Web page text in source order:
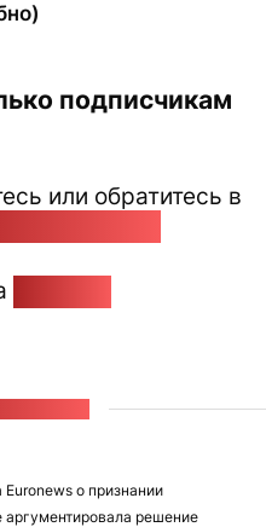
подписчикам
или обратитесь в
о признании
аргументировала решение